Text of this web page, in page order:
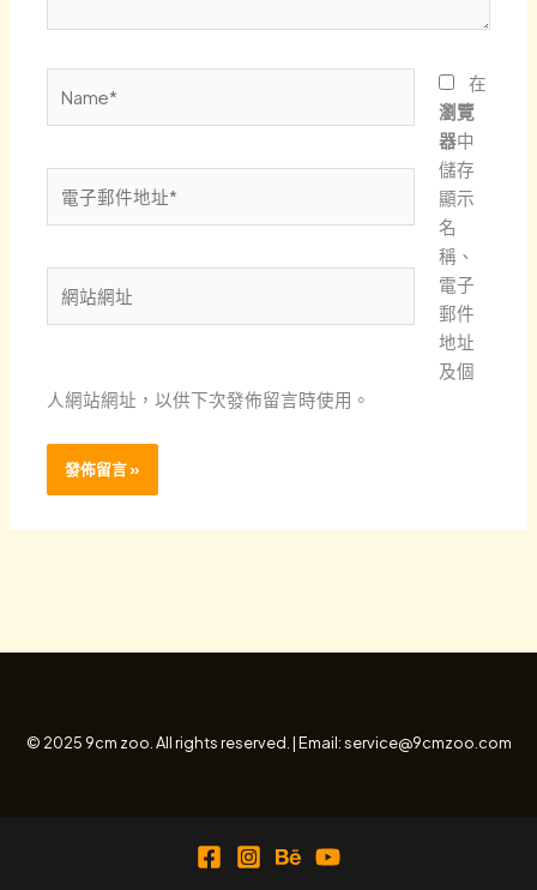
子
件
地
址
站
在
瀏覽
器中
儲存
顯示
名
稱、
電子
郵件
地址
及個
人網站網址，以供下次發佈留言時使用。
© 2025 9cm zoo. All rights reserved. | Email: service@9cmzoo.com